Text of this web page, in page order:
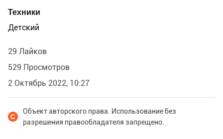
Техники
Детский
29 Лайков
529 Просмотров
2 Октябрь 2022, 10:27
Объект авторского права. Использование без
разрешения правообладателя запрещено.